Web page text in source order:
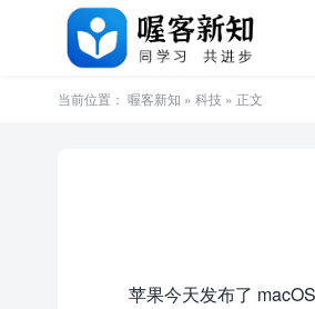
当前位置： 喔客新知 » 科技 » 正文
苹果今天发布了